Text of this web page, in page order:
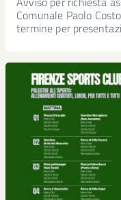
Comunale Paolo
termine per